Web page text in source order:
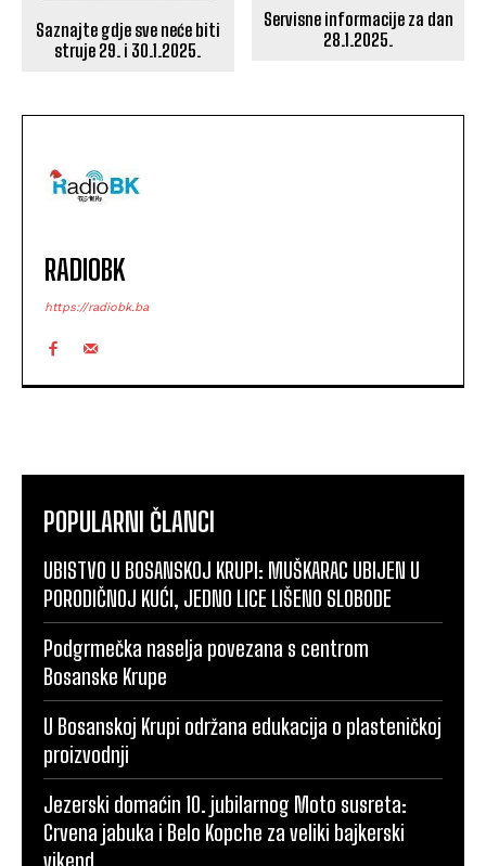
Saznajte gdje sve neće biti
struje 29. i 30.1.2025.
Servisne informacije za dan
28.1.2025.
RADIOBK
https://radiobk.ba
POPULARNI ČLANCI
UBISTVO U BOSANSKOJ KRUPI: MUŠKARAC UBIJEN U
PORODIČNOJ KUĆI, JEDNO LICE LIŠENO SLOBODE
Podgrmečka naselja povezana s centrom
Bosanske Krupe
U Bosanskoj Krupi održana edukacija o plasteničkoj
proizvodnji
Jezerski domaćin 10. jubilarnog Moto susreta:
Crvena jabuka i Belo Kopche za veliki bajkerski
vikend